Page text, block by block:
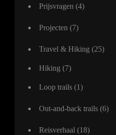
Prijsvragen (4)
Projecten (7)
Travel & Hiking (25)
Hiking (7)
Loop trails (1)
Out-and-back trails (6)
Reisverhaal (18)